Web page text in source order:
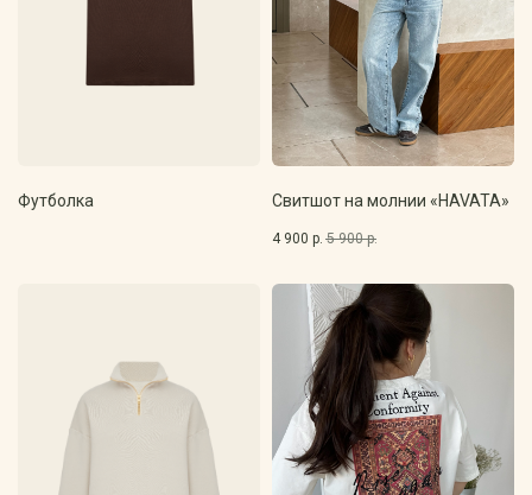
Футболка Свитшот на молнии «HAVATA»
4 900 р. 5 900 р.
По категориям
Базовая одежда